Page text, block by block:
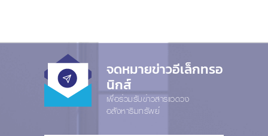
จดหมายข่าวอีเล็กทรอ
นิกส์
เพื่อร่วมรับข่าวสารแวดวง
อสังหาริมทรัพย์